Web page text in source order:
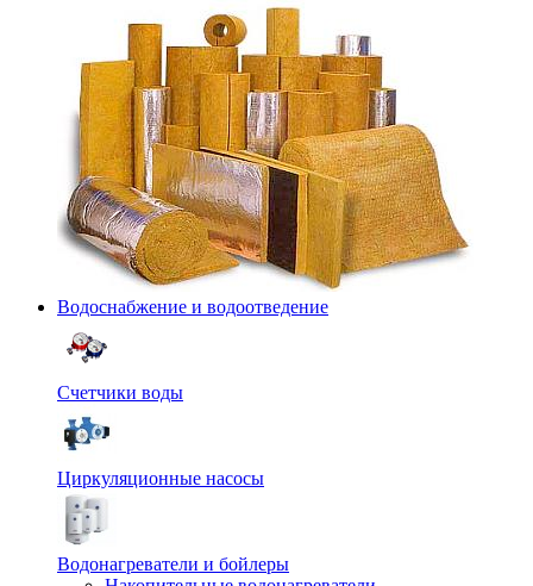
Водоснабжение и водоотведение
Счетчики воды
Циркуляционные насосы
Водонагреватели и бойлеры